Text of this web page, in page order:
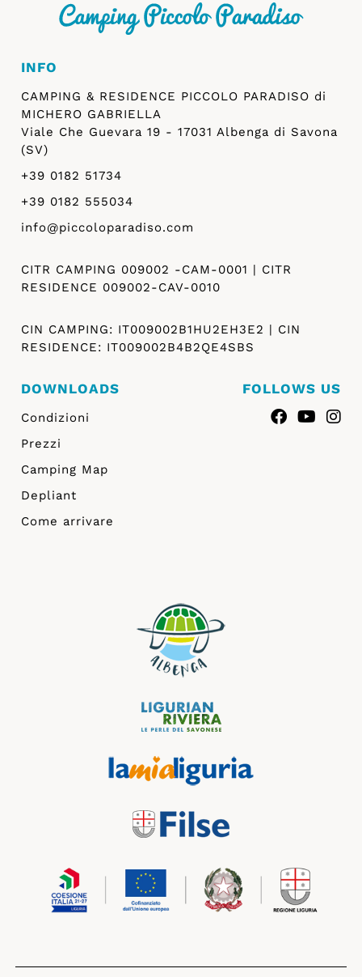
DOWNLOADS
Condizioni
Prezzi
Camping Map
Depliant
Come arrivare
INFO
CAMPING & RESIDENCE PICCOLO PARADISO di
MICHERO GABRIELLA
Viale Che Guevara 19 - 17031 Albenga di Savona
(SV)
+39 0182 51734
+39 0182 555034
info@piccoloparadiso.com
CITR CAMPING 009002 -CAM-0001 | CITR
RESIDENCE 009002-CAV-0010
CIN CAMPING: IT009002B1HU2EH3E2 | CIN
RESIDENCE: IT009002B4B2QE4SBS
FOLLOWS US